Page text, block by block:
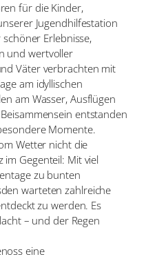
für die Kinder,
Jugendhilfestation
Erlebnisse,
und wertvoller
Väter verbrachten mit
am idyllischen
am Wasser, Ausflügen
entstanden
Momente.
Wetter nicht die
im Gegenteil: Mit viel
zu bunten
warteten zahlreiche
zu werden. Es
– und der Regen
eine